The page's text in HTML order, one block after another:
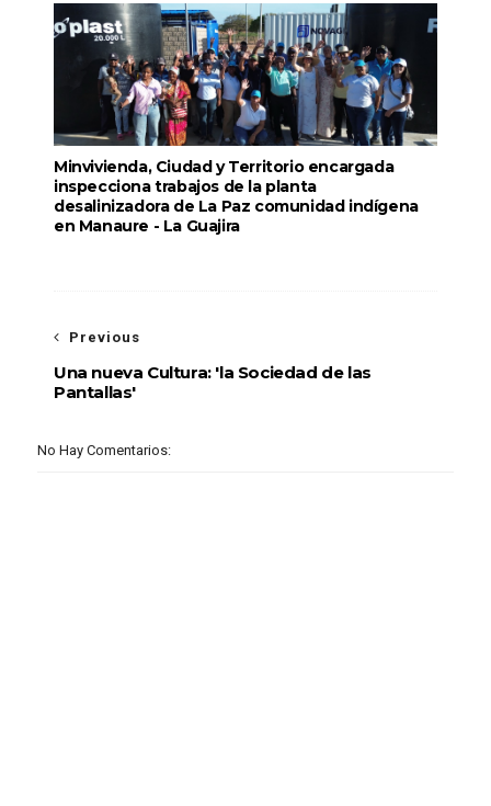
Minvivienda, Ciudad y Territorio encargada
inspecciona trabajos de la planta
desalinizadora de La Paz comunidad indígena
en Manaure - La Guajira
Previous
Una nueva Cultura: 'la Sociedad de las
Pantallas'
No Hay Comentarios: